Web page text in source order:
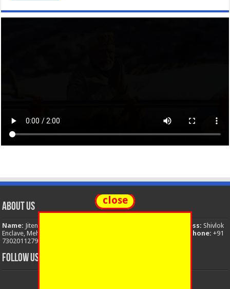
About Us
Name: Jitendra Singh Address: Shivlok
Enclave, Mehuwala Mafi, Dehradun, Uttarakhand, 248001, India
Phone: +91
7302011279
FOLLOW US
close